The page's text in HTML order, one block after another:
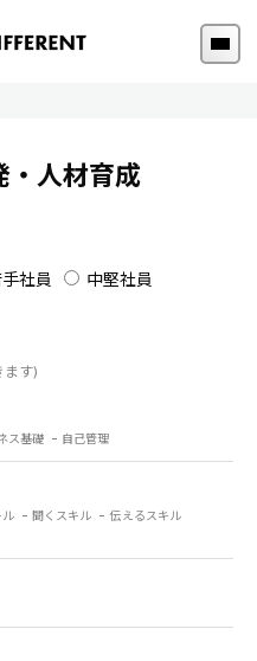
・人材育成
社員
中堅社員
ます)
ス基礎 自己管理
ル 聞くスキル
伝えるスキル